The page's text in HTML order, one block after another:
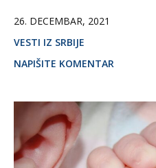
26. DECEMBAR, 2021
VESTI IZ SRBIJE
NAPIŠITE KOMENTAR